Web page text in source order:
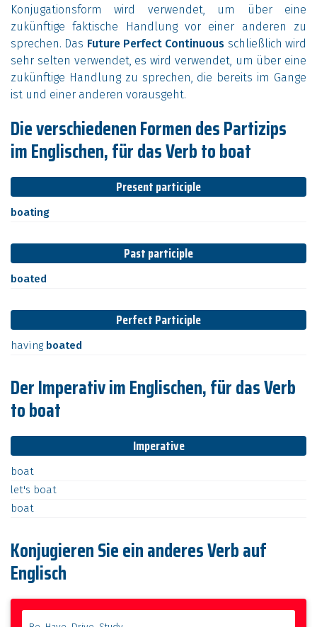
Konjugationsform wird verwendet, um über eine
zukünftige faktische Handlung vor einer anderen zu
sprechen. Das Future Perfect Continuous schließlich wird
sehr selten verwendet, es wird verwendet, um über eine
zukünftige Handlung zu sprechen, die bereits im Gange
ist und einer anderen vorausgeht.
Die verschiedenen Formen des Partizips
im Englischen, für das Verb to boat
Present participle
boating
Past participle
boated
Perfect Participle
having boated
Der Imperativ im Englischen, für das Verb
to boat
Imperative
boat
let's boat
boat
Konjugieren Sie ein anderes Verb auf
Englisch